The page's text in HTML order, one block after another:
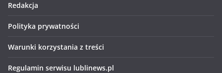
Redakcja
Polityka prywatności
Warunki korzystania z treści
Regulamin serwisu lublinews.pl